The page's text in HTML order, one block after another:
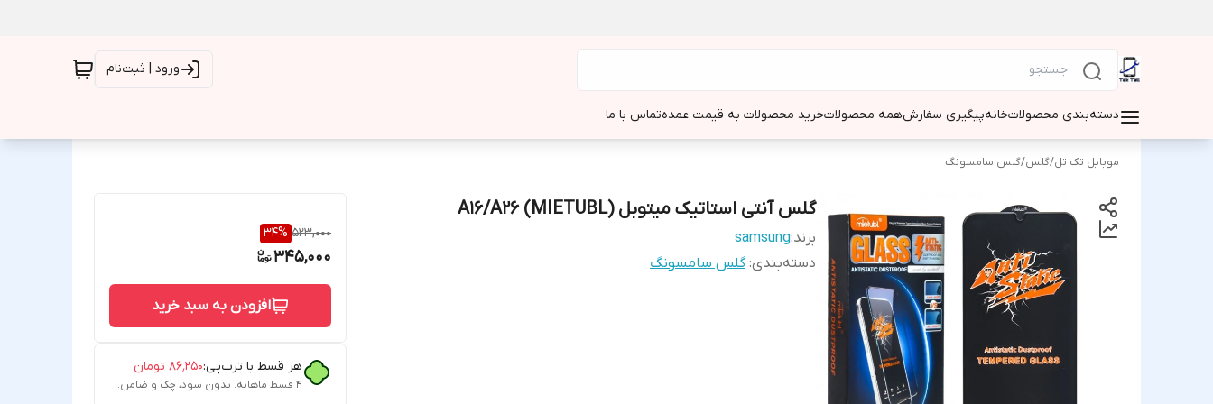
ورود | ثبت‌نام
دسته‌بندی محصولاتخانهپیگیری سفارشهمه محصولاتخرید محصولات به قیمت عمدهتماس با ما
موبایل تک تل/گلس/گلس سامسونگ
گلس آنتی استاتیک میتوبل (MIETUBL) A16/A26
برند:samsung
دسته‌بندی:گلس سامسونگ
523,000
34%
345,000
افزودن به سبد خرید
هر قسط با ترب‌پی:۸۶٬۲۵۰ تومان
۴ قسط ماهانه. بدون سود، چک و ضامن.